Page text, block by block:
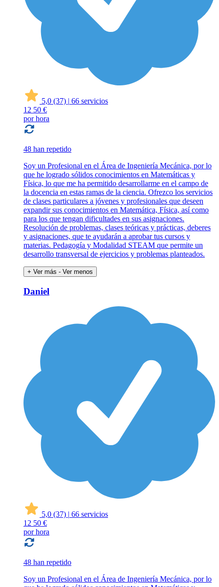
5,0 (37) | 66 servicios
12 50 €
por hora
48 han repetido
Soy un Profesional en el Área de Ingeniería Mecánica, por lo
que he logrado sólidos conocimientos en Matemáticas y
Física, lo que me ha permitido desarrollarme en el campo de
la docencia en estas ramas de la ciencia. Ofrezco los servicios
de clases particulares a jóvenes y profesionales que deseen
expandir sus conocimientos en Matemática, Física, así como
para los que tengan dificultades en sus asignaciones.
Resolución de problemas, clases teóricas y prácticas, deberes
y asignaciones, que te ayudarán a aprobar tus cursos y
materias. Pedagogía y Modalidad STEAM que permite un
desarrollo transversal de ejercicios y problemas planteados.
+ Ver más - Ver menos
Daniel
5,0 (37) | 66 servicios
12 50 €
por hora
48 han repetido
Soy un Profesional en el Área de Ingeniería Mecánica, por lo